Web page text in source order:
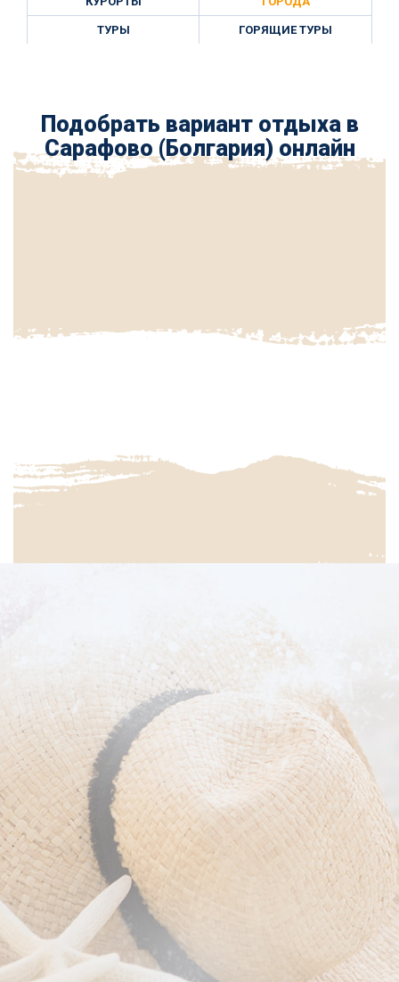
ТУРЫ ГОРЯЩИЕ ТУРЫ
Подобрать вариант отдыха в
Сарафово (Болгария) онлайн